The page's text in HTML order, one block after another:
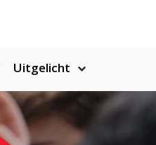
Uitgelicht